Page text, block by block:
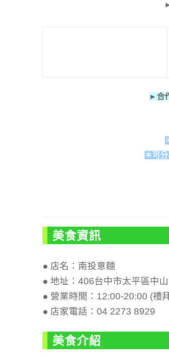
►合
＊可
美食資訊
● 店名：南投意麵
● 地址：406台中市太平區中
● 營業時間：12:00-20:00 (禮
● 店家電話：04 2273 8929
美食介紹